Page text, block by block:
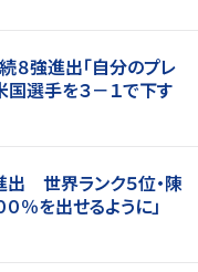
８強進出「自分のプレ
国選手を３－１で下す
世界ランク５位・陳
％を出せるように」